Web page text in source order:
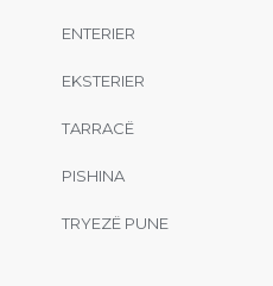
ENTERIER
EKSTERIER
TARRACË
PISHINA
TRYEZË PUNE